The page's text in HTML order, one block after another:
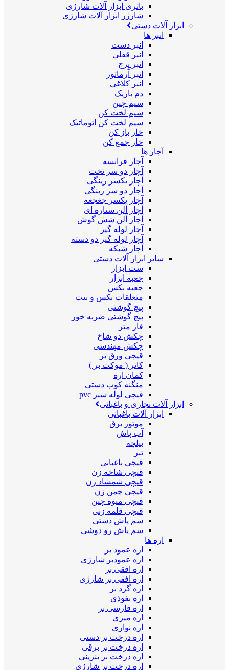
باتری ابزار آلات شارژی
شارژر ابزار آلات شارژی
ابزار آلات دستی
انبر ها
انبر دست
انبر قفلی
انبر پرچ
انبر آرماتور
انبر کلاغی
دم باریک
سیم چین
سیم لخت کن
سیم لخت کن اتوماتیک
خار باز کن
خار جمع کن
آچار ها
آچار فرانسه
آچار دو سر تخت
آچار یکسر رینگی
آچار دو سر رینگی
آچار یکسر جغجغه
آچار آلن ستاره ای
آچار آلن شش گوش
آچار لوله گیر
آچار لوله گیر دو دسته
آچار شبکه
سایر ابزار آلات دستی
ست ابزار
جعبه ابزار
جعبه بکس
متعلقات بکس و بیت
پیچ گوشتی
پیچ گوشتی ضربه خور
فاز متر
چکش دو شاخ
چکش مهندسی
قیچی ورق بر
کاتر ( موکت بر )
کمان اره
منگنه کوب دستی
قیچی لوله سبز pvc
ابزار آلات نجاری و باغبانی
ابزار آلات باغبانی
موتور برق
آب پاش
بیلچه
تبر
قیچی باغبانی
قیچی شاخه زن
قیچی شمشاد زن
قیچی چمن زن
قیچی میوه چین
قیچی قلمه زنی
سم پاش دستی
سم پاش رو دوشی
اره ها
اره عمود بر
اره عمودبر شارژی
اره افقی بر
اره افقی بر شارژی
اره گرد بر
اره نفوذی
اره فارسی بر
اره میزی
اره نواری
اره درخت بر دستی
اره درخت بر برقی
اره درخت بر بنزینی
اره درخت بر شارژی